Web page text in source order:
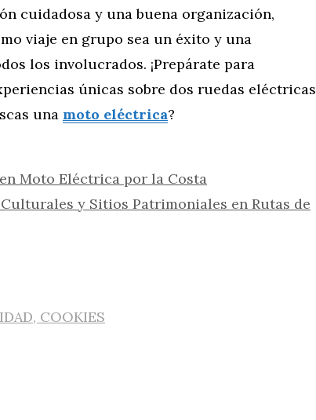
cuidadosa y una buena organización,
viaje en grupo sea un éxito y una
los involucrados. ¡Prepárate para
únicas sobre dos ruedas eléctricas
una moto eléctrica?
Moto Eléctrica por la Costa
y Sitios Patrimoniales en Rutas de
COOKIES